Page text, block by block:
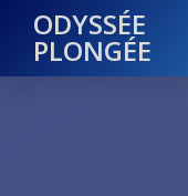
ODYSSÉE
PLONGÉE